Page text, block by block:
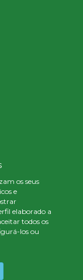
os seus
e
elaborado a
todos os
los ou